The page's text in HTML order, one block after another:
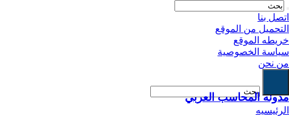
اتصل بنا
التحميل من الموقع
خريطه الموقع
سياسة الخصوصية
من نحن
مدونه المحاسب العربي
الرئيسيه